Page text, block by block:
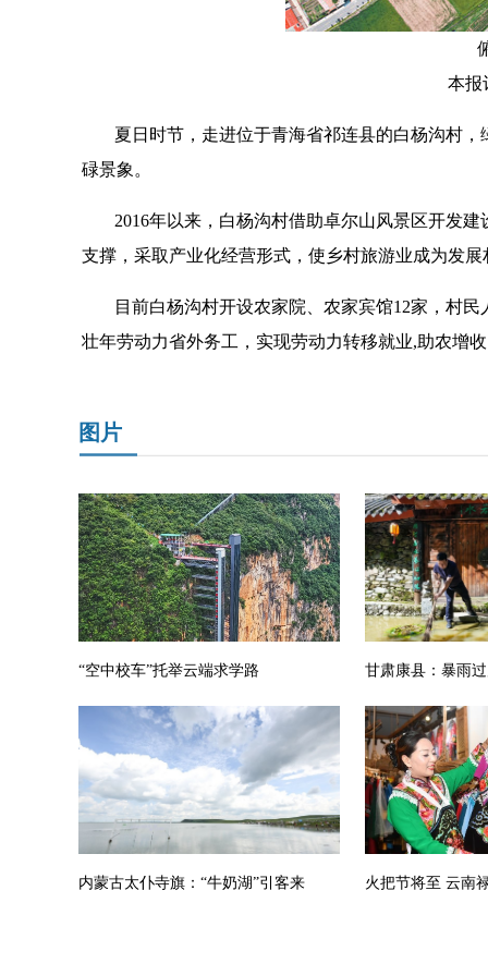
俯
本报
夏日时节，走进位于青海省祁连县的白杨沟村
碌景象。
2016年以来，白杨沟村借助卓尔山风景区开发
支撑，采取产业化经营形式，使乡村旅游业成为发
目前白杨沟村开设农家院、农家宾馆12家，村
壮年劳动力省外务工，实现劳动力转移就业,助农增